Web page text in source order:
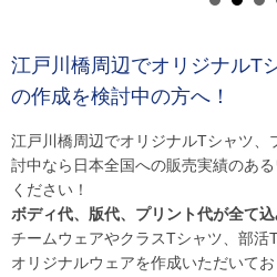
江戸川橋周辺でオリジナルT
の作成を検討中の方へ！
江戸川橋周辺でオリジナルTシャツ、
討中なら日本全国への販売実績のあ
ください！
ボディ代、版代、プリント代が全て込
チームウェアやクラスTシャツ、部活
オリジナルウェアを作成いただいてお